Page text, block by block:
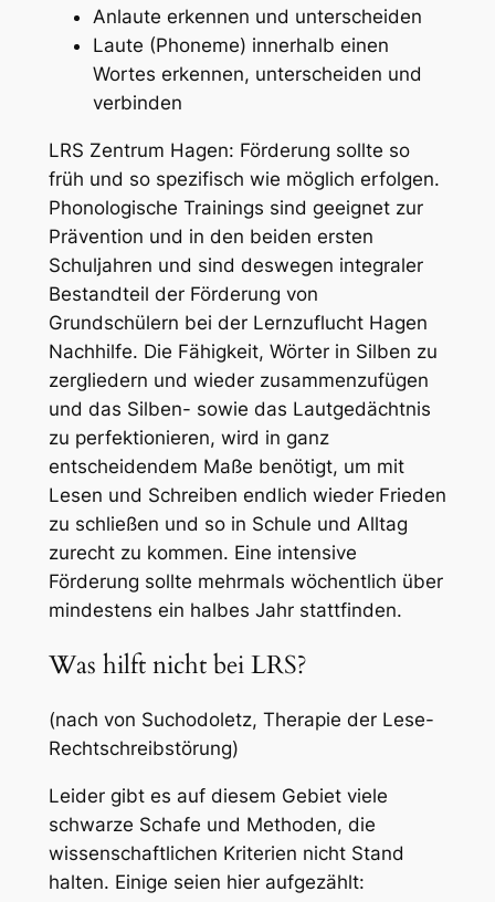
Anlaute erkennen und unterscheiden
Laute (Phoneme) innerhalb einen
Wortes erkennen, unterscheiden und
verbinden
LRS Zentrum Hagen: Förderung sollte so
früh und so spezifisch wie möglich erfolgen.
Phonologische Trainings sind geeignet zur
Prävention und in den beiden ersten
Schuljahren und sind deswegen integraler
Bestandteil der Förderung von
Grundschülern bei der Lernzuflucht Hagen
Nachhilfe. Die Fähigkeit, Wörter in Silben zu
zergliedern und wieder zusammenzufügen
und das Silben- sowie das Lautgedächtnis
zu perfektionieren, wird in ganz
entscheidendem Maße benötigt, um mit
Lesen und Schreiben endlich wieder Frieden
zu schließen und so in Schule und Alltag
zurecht zu kommen. Eine intensive
Förderung sollte mehrmals wöchentlich über
mindestens ein halbes Jahr stattfinden.
Was hilft nicht bei LRS?
(nach von Suchodoletz, Therapie der Lese-
Rechtschreibstörung)
Leider gibt es auf diesem Gebiet viele
schwarze Schafe und Methoden, die
wissenschaftlichen Kriterien nicht Stand
halten. Einige seien hier aufgezählt: